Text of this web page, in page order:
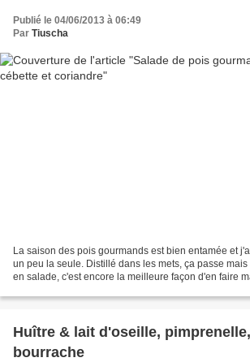
Publié le 04/06/2013 à 06:49
Par Tiuscha
La saison des pois gourmands est bien entamée et
un peu la seule. Distillé dans les mets, ça passe
en salade, c'est encore la meilleure façon d'en faire
Huître & lait d'oseille,
bourrache